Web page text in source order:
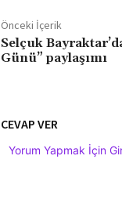
Önceki İçerik
Selçuk
Günü” paylaşımı
CEVAP VER
Yorum Yapmak İçin